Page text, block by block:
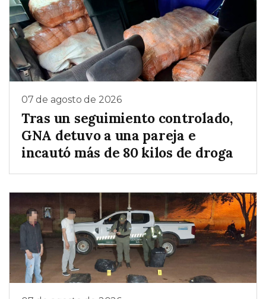
07 de agosto de 2026
Tras un seguimiento controlado,
GNA detuvo a una pareja e
incautó más de 80 kilos de droga